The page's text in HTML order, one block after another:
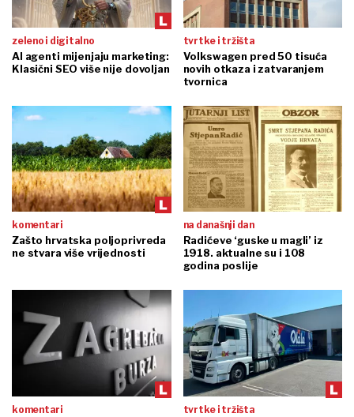
zeleno i digitalno
AI agenti mijenjaju marketing:
Klasični SEO više nije dovoljan
tvrtke i tržišta
Volkswagen pred 50 tisuća
novih otkaza i zatvaranjem
tvornica
komentari
Zašto hrvatska poljoprivreda
ne stvara više vrijednosti
na današnji dan
Radićeve ‘guske u magli’ iz
1918. aktualne su i 108
godina poslije
komentari tvrtke i tržišta